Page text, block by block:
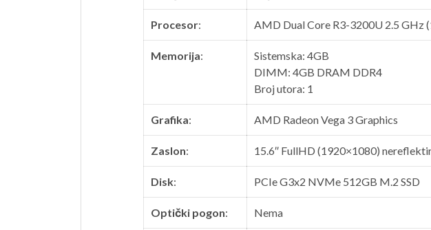
Procesor: AMD Dual Core R3-3200U 2.5 GHz
Memorija:
Sistemska: 4GB
DIMM: 4GB DRAM DDR4
Broj utora: 1
Grafika: AMD Radeon Vega 3 Graphics
Zaslon: 15.6″ FullHD (1920×1080)
Disk: PCIe G3x2 NVMe 512GB M.2 SSD
Optički pogon: Nema